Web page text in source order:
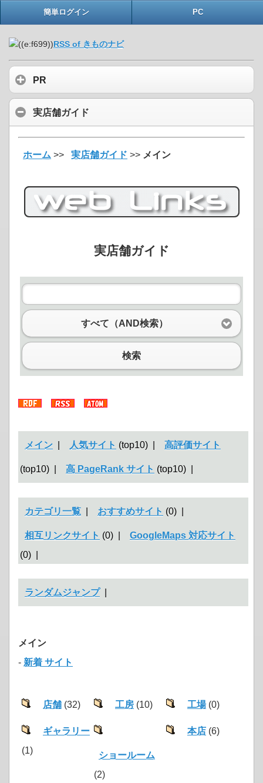
簡単ログイン PC
RSS of きものナビ
PR
実店舗ガイド
ホーム >> 実店舗ガイド >> メイン
実店舗ガイド
すべて（AND検索）
検索
メイン 人気サイト (top10) | 高評価サイト
(top10) | 高 PageRank サイト (top10) |
カテゴリ一覧 おすすめサイト (0) |
相互リンクサイト (0) |
GoogleMaps 対応サイト
(0) |
ランダムジャンプ|
メイン
- 新着 サイト
店舗 (32) 工房 (10) 工場(0)
ギャラリー
(1)
ショールーム
(2)
本店 (6)